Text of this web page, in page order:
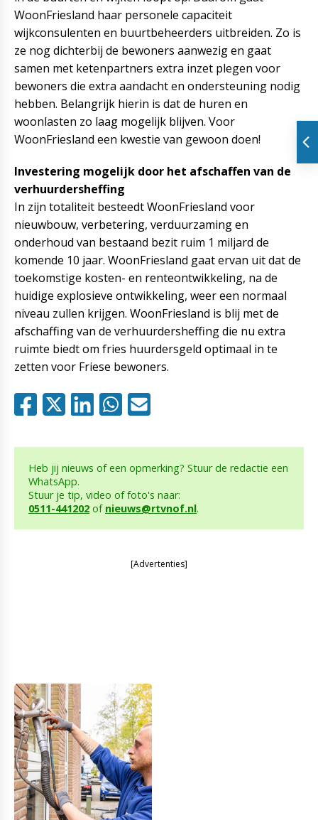
WoonFriesland haar personele capaciteit
wijkconsulenten en buurtbeheerders uitbreiden. Zo is
ze nog dichterbij de bewoners aanwezig en gaat
samen met ketenpartners extra inzet plegen voor
bewoners die extra aandacht en ondersteuning nodig
hebben. Belangrijk hierin is dat de huren en
woonlasten zo laag mogelijk blijven. Voor
WoonFriesland een kwestie van gewoon doen!
Investering mogelijk door het afschaffen van de
verhuurdersheffing
In zijn totaliteit besteedt WoonFriesland voor
nieuwbouw, verbetering, verduurzaming en
onderhoud van bestaand bezit ruim 1 miljard de
komende 10 jaar. WoonFriesland gaat ervan uit dat de
toekomstige kosten- en renteontwikkeling, na de
huidige explosieve ontwikkeling, weer een normaal
niveau zullen krijgen. WoonFriesland is blij met de
afschaffing van de verhuurdersheffing die nu extra
ruimte biedt om fries huurdersgeld optimaal in te
zetten voor Friese bewoners.
Heb jij nieuws of een opmerking? Stuur de redactie een
WhatsApp.
Stuur je tip, video of foto's naar:
0511-441202 of nieuws@rtvnof.nl.
[Advertenties]